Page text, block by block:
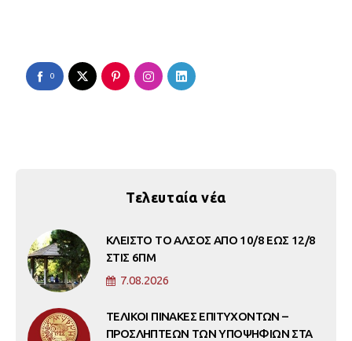
0
Τελευταία νέα
ΚΛΕΙΣΤΟ ΤΟ ΑΛΣΟΣ ΑΠΟ 10/8 ΕΩΣ 12/8
ΣΤΙΣ 6ΠΜ
7.08.2026
ΤΕΛΙΚΟΙ ΠΙΝΑΚΕΣ ΕΠΙΤΥΧΟΝΤΩΝ –
ΠΡΟΣΛΗΠΤΕΩΝ ΤΩΝ ΥΠΟΨΗΦΙΩΝ ΣΤΑ